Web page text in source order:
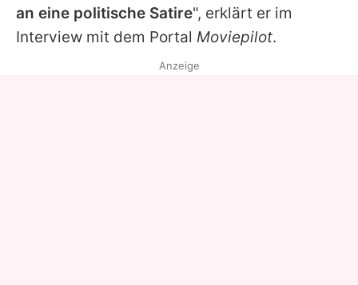
an eine politische Satire", erklärt er im
Interview mit dem Portal Moviepilot.
Anzeige